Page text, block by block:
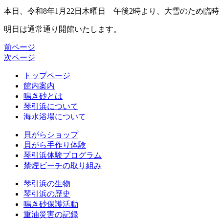
本日、令和8年1月22日木曜日 午後2時より、大雪のため臨時
明日は通常通り開館いたします。
前ページ
次ページ
トップページ
館内案内
鳴き砂とは
琴引浜について
海水浴場について
貝がらショップ
貝がら手作り体験
琴引浜体験プログラム
禁煙ビーチの取り組み
琴引浜の生物
琴引浜の歴史
鳴き砂保護活動
重油災害の記録